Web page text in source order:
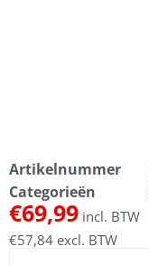
Artikelnummer
Categorieën
€69,99 incl. BTW
€57,84 excl. BTW